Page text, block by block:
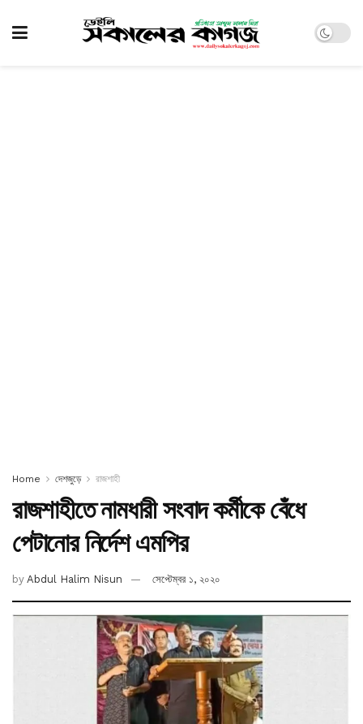
Home দেশজুড়ে রাজশাহী
রাজশাহীতে নামধারী সংবাদ কর্মীকে বেঁধে
পেটানোর নির্দেশ এমপির
by Abdul Halim Nisun সেপ্টেম্বর ১, ২০২০